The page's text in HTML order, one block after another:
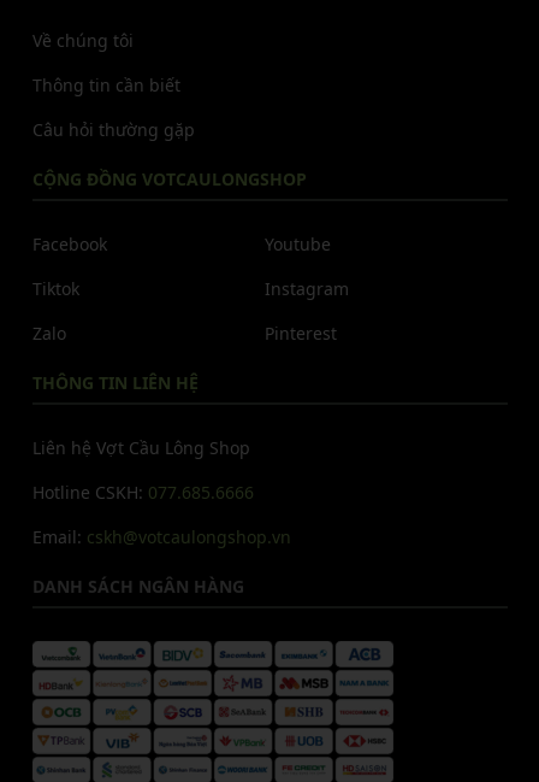
Về chúng tôi
Thông tin cần biết
Câu hỏi thường gặp
CỘNG ĐỒNG VOTCAULONGSHOP
Facebook
Tiktok
Zalo
Youtube
Instagram
Pinterest
THÔNG TIN LIÊN HỆ
Liên hệ Vợt Cầu Lông Shop
Hotline CSKH: 077.685.6666
Email: cskh@votcaulongshop.vn
DANH SÁCH NGÂN HÀNG